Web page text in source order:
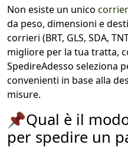
Non esiste un unico
da peso, dimensioni e
corrieri (BRT, GLS, SDA,
migliore per la tua tratta,
SpedireAdesso seleziona
convenienti in base alla
misure.
📌Qual è il
per spedire un